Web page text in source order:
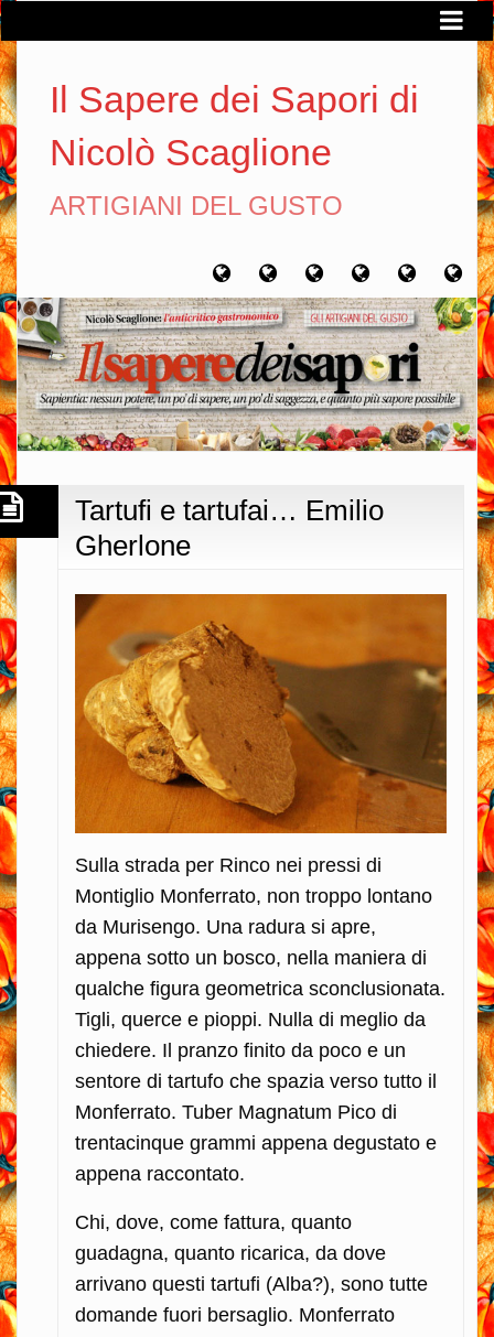
Il Sapere dei Sapori di
Nicolò Scaglione
ARTIGIANI DEL GUSTO
Home Chi
sono
Artigiani
del
gusto
Viaggi
del
gusto
Filosofia
del
gusto
Tartufi e tartufai… Emilio
Gherlone
Sulla strada per Rinco nei pressi di
Montiglio Monferrato, non troppo lontano
da Murisengo. Una radura si apre,
appena sotto un bosco, nella maniera di
qualche figura geometrica sconclusionata.
Tigli, querce e pioppi. Nulla di meglio da
chiedere. Il pranzo finito da poco e un
sentore di tartufo che spazia verso tutto il
Monferrato. Tuber Magnatum Pico di
trentacinque grammi appena degustato e
appena raccontato.
Chi, dove, come fattura, quanto
guadagna, quanto ricarica, da dove
arrivano questi tartufi (Alba?), sono tutte
domande fuori bersaglio. Monferrato